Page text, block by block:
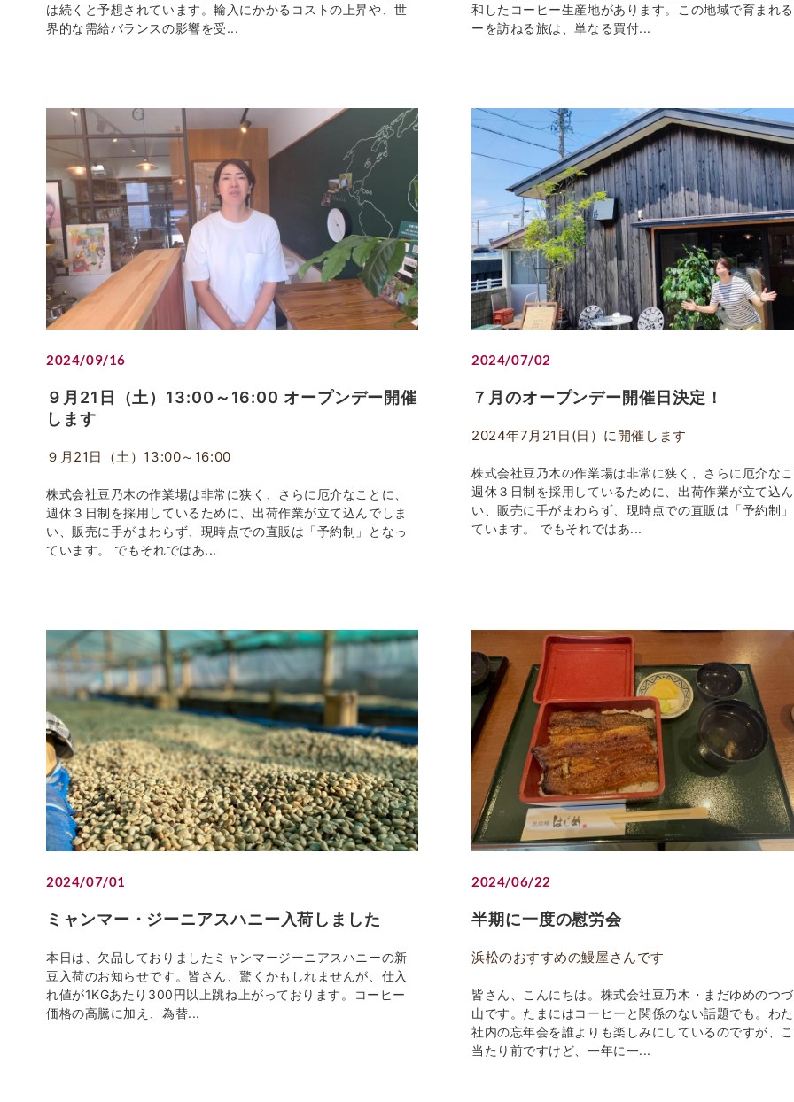
は続くと予想されています。輸入にかかるコストの上昇や、世
界的な需給バランスの影響を受...
和したコーヒー生産地があります。この地域で育まれ
ーを訪ねる旅は、単なる買付...
2024/09/16
９月21日（土）13:00～16:00 オープンデー開催
します
９月21日（土）13:00～16:00
株式会社豆乃木の作業場は非常に狭く、さらに厄介なことに、
週休３日制を採用しているために、出荷作業が立て込んでしま
い、販売に手がまわらず、現時点での直販は「予約制」となっ
ています。 でもそれではあ...
2024/07/02
７月のオープンデー開催日決定！
2024年7月21日(日）に開催します
株式会社豆乃木の作業場は非常に狭く、さらに厄介な
週休３日制を採用しているために、出荷作業が立て込
い、販売に手がまわらず、現時点での直販は「予約制
ています。 でもそれではあ...
2024/07/01
ミャンマー・ジーニアスハニー入荷しました
本日は、欠品しておりましたミャンマージーニアスハニーの新
豆入荷のお知らせです。皆さん、驚くかもしれませんが、仕入
れ値が1KGあたり300円以上跳ね上がっております。コーヒー
価格の高騰に加え、為替...
2024/06/22
半期に一度の慰労会
浜松のおすすめの鰻屋さんです
皆さん、こんにちは。株式会社豆乃木・まだゆめのつ
山です。たまにはコーヒーと関係のない話題でも。わ
社内の忘年会を誰よりも楽しみにしているのですが、
当たり前ですけど、一年に一...